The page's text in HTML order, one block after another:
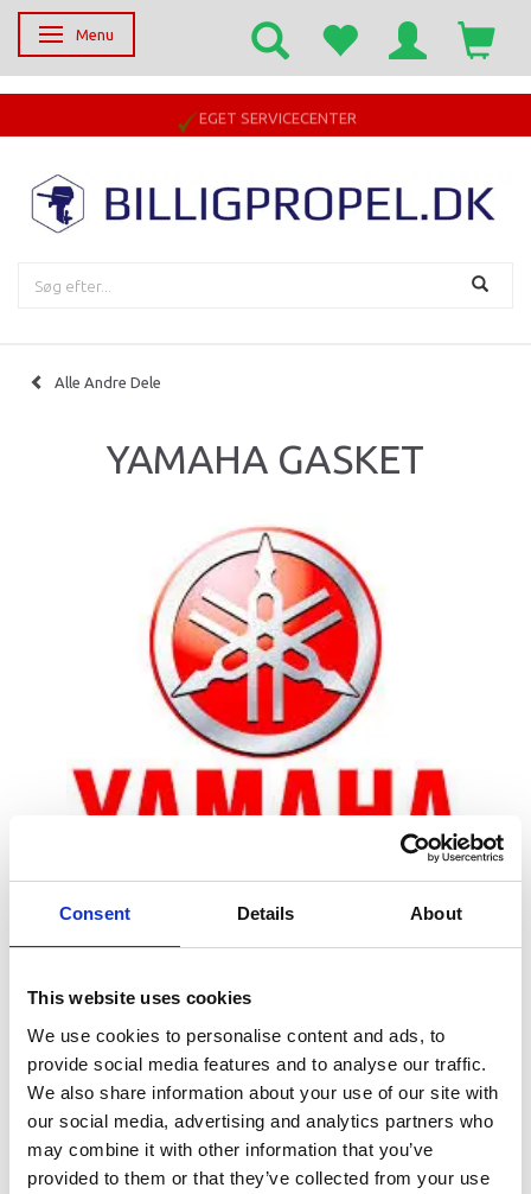
Consent Details About
This website uses cookies
We use cookies to personalise content and ads, to
provide social media features and to analyse our traffic.
We also share information about your use of our site with
our social media, advertising and analytics partners who
may combine it with other information that you’ve
provided to them or that they’ve collected from your use
Skifte navigation
Menu
EGET SERVICECENTER
Alle Andre Dele
YAMAHA GASKET
Leveringstid er 5-6 dag(e)
Model/varenr.: 6P2126630000
339,00 DKK